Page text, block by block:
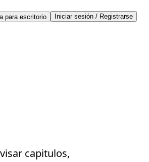
para escritorio Iniciar sesión / Registrarse
capitulos,